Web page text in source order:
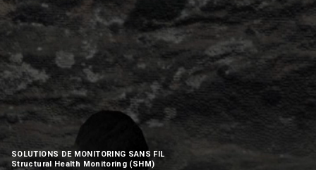
SOLUTIONS DE MONITORING SANS FIL
Structural Health Monitoring (SHM)